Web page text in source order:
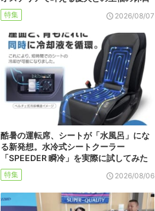
特集 2026/08/07
酷暑の運転席、シートが「水風呂」にな
る新発想。水冷式シートクーラー
「SPEEDER 瞬冷」を実際に試してみた
特集 2026/08/06